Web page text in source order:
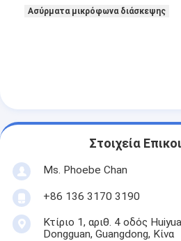
Ασύρματα μικρόφωνα διάσκεψης
Στοιχεία
Ms. Phoebe Chan
+86 136 3170 3190
Κτίριο 1, αριθ. 4 οδός
Dongguan, Guangdong, Κίνα